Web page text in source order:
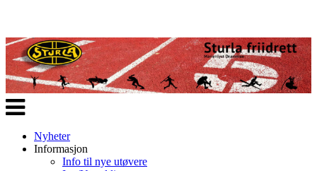
Veksle
navigasjon
Nyheter
Informasjon
Info til nye utøvere